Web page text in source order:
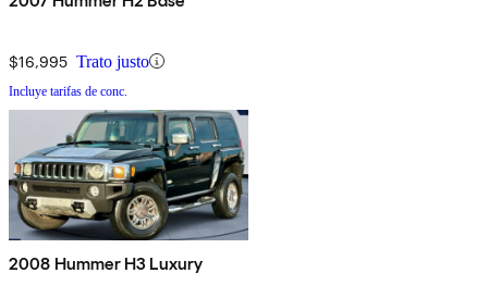
$16,995 Trato justo
Incluye tarifas de conc.
2008 Hummer H3 Luxury